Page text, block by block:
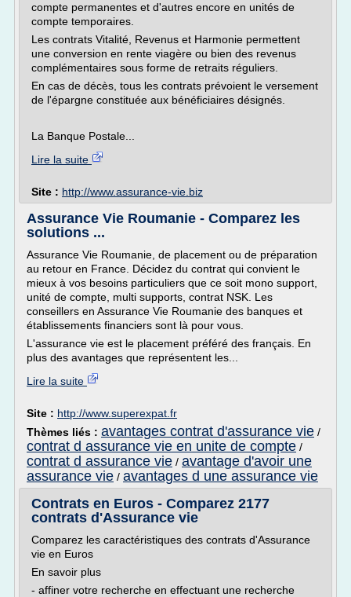
compte permanentes et d'autres encore en unités de
compte temporaires.
Les contrats Vitalité, Revenus et Harmonie permettent
une conversion en rente viagère ou bien des revenus
complémentaires sous forme de retraits réguliers.
En cas de décès, tous les contrats prévoient le versement
de l'épargne constituée aux bénéficiaires désignés.
La Banque Postale...
Lire la suite
Site : http://www.assurance-vie.biz
Assurance Vie Roumanie - Comparez les
solutions ...
Assurance Vie Roumanie, de placement ou de préparation
au retour en France. Décidez du contrat qui convient le
mieux à vos besoins particuliers que ce soit mono support,
unité de compte, multi supports, contrat NSK. Les
conseillers en Assurance Vie Roumanie des banques et
établissements financiers sont là pour vous.
L'assurance vie est le placement préféré des français. En
plus des avantages que représentent les...
Lire la suite
Site : http://www.superexpat.fr
Thèmes liés : avantages contrat d'assurance vie /
contrat d assurance vie en unite de compte /
contrat d assurance vie / avantage d'avoir une
assurance vie / avantages d une assurance vie
Contrats en Euros - Comparez 2177
contrats d'Assurance vie
Comparez les caractéristiques des contrats d'Assurance
vie en Euros
En savoir plus
- affiner votre recherche en effectuant une recherche